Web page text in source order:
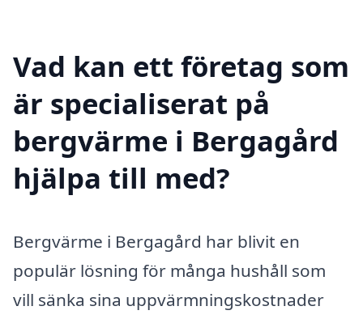
Vad kan ett företag som
är specialiserat på
bergvärme i Bergagård
hjälpa till med?
Bergvärme i Bergagård har blivit en
populär lösning för många hushåll som
vill sänka sina uppvärmningskostnader